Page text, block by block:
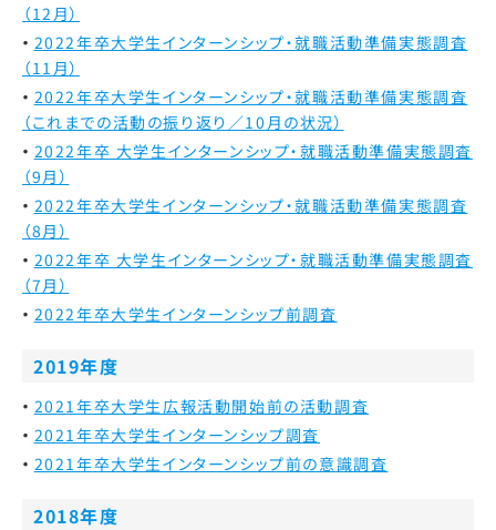
（12月）
2022年卒大学生インターンシップ・就職活動準備実態調査
（11月）
2022年卒大学生インターンシップ・就職活動準備実態調査
（これまでの活動の振り返り／10月の状況）
2022年卒 大学生インターンシップ・就職活動準備実態調査
（9月）
2022年卒大学生インターンシップ・就職活動準備実態調査
（8月）
2022年卒 大学生インターンシップ・就職活動準備実態調査
（7月）
2022年卒大学生インターンシップ前調査
2019年度
2021年卒大学生広報活動開始前の活動調査
2021年卒大学生インターンシップ調査
2021年卒大学生インターンシップ前の意識調査
2018年度